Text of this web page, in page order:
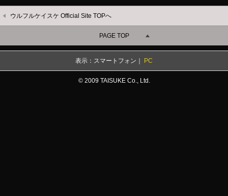
ウルフルケイスケ Official Site TOPへ
PAGE TOP
表示：スマートフォン｜ PC
© 2009 TAISUKE Co., Ltd.